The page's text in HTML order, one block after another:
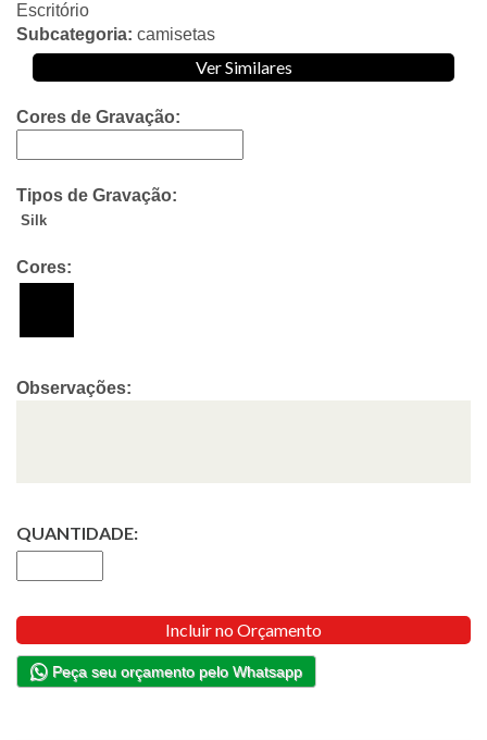
Escritório
Subcategoria: camisetas
Ver Similares
Cores de Gravação:
Tipos de Gravação:
Silk
Cores:
Observações:
QUANTIDADE:
Incluir no Orçamento
Peça seu orçamento pelo Whatsapp